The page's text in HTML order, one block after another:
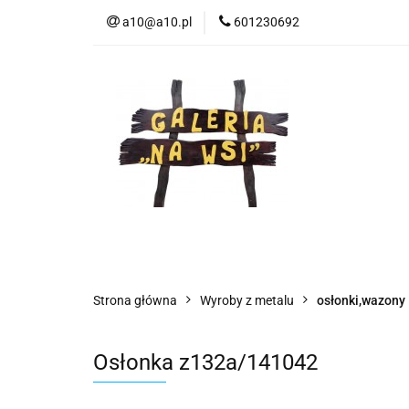
a10@a10.pl 601230692
Strona główna Wyroby z metalu osłonki,wazony
Osłonka z132a/141042